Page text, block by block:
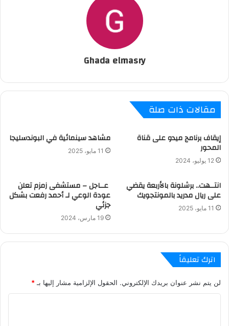
Ghada elmasry
مقالات ذات صلة
إيقاف برنامج ميدو على قناة
المحور
12 يوليو، 2024
مشاهد سينمائية في البوندسليجا
11 مايو، 2025
انتــهت.. برشلونة بالأربعة يقضي
على ريال مدريد بالمونتجويك
11 مايو، 2025
عــاجل – مستشفى زمزم تعلن
عودة الوعي لـ أحمد رفعت بشكل
جزئي
19 مارس، 2024
اترك تعليقاً
لن يتم نشر عنوان بريدك الإلكتروني. الحقول الإلزامية مشار إليها بـ *